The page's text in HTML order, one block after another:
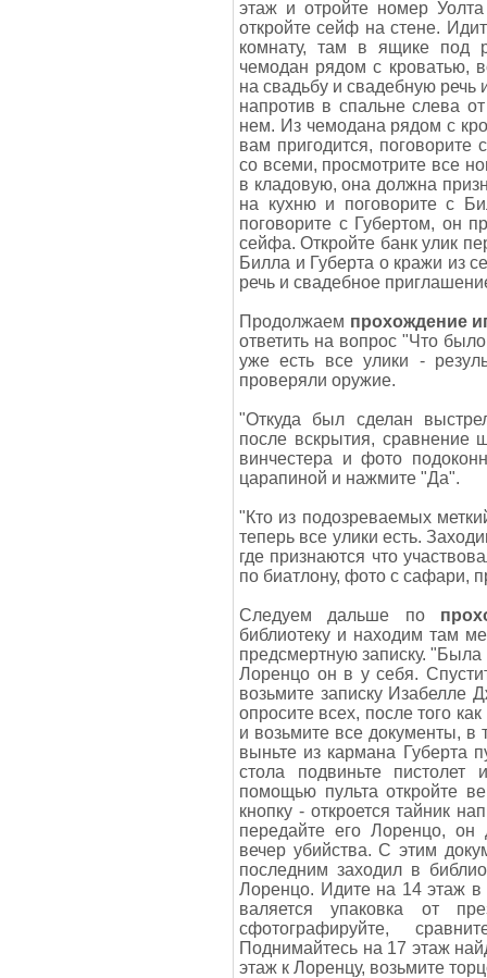
этаж и отройте номер
откройте сейф на стене.
комнату, там в ящике под
чемодан рядом с кроватью,
на свадьбу и свадебную речь
напротив в спальне слева
нем. Из чемодана рядом с
вам пригодится, поговорите
со всеми, просмотрите все
в кладовую, она должна
на кухню и поговорите с
поговорите с Губертом, он
сейфа. Откройте банк улик
Билла и Губерта о кражи из
речь и свадебное
Продолжаем прохождение
ответить на вопрос "Что
уже есть все улики -
проверяли оружие.
"Откуда был сделан
после вскрытия, сравнение
винчестера и фото
царапиной и нажмите "Да".
"Кто из подозреваемых
теперь все улики есть.
где признаются что
по биатлону, фото с сафари,
Следуем дальше по
библиотеку и находим там
предсмертную записку.
Лоренцо он в у себя.
возьмите записку Изабелле
опросите всех, после того
и возьмите все документы, в
выньте из кармана Губерта
стола подвиньте
помощью пульта откройте
кнопку - откроется тайник
передайте его Лоренцо, он
вечер убийства. С этим
последним заходил в
Лоренцо. Идите на 14 этаж
валяется упаковка от
сфотографируйте,
Поднимайтесь на 17 этаж
этаж к Лоренцу, возьмите